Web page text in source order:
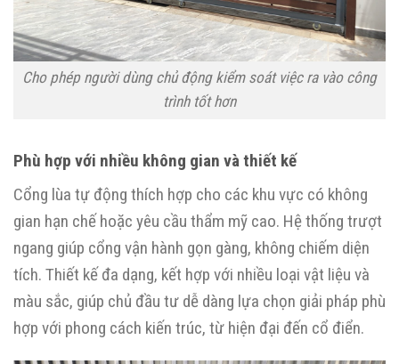
Cho phép người dùng chủ động kiểm soát việc ra vào công
trình tốt hơn
Phù hợp với nhiều không gian và thiết kế
Cổng lùa tự động thích hợp cho các khu vực có không
gian hạn chế hoặc yêu cầu thẩm mỹ cao. Hệ thống trượt
ngang giúp cổng vận hành gọn gàng, không chiếm diện
tích. Thiết kế đa dạng, kết hợp với nhiều loại vật liệu và
màu sắc, giúp chủ đầu tư dễ dàng lựa chọn giải pháp phù
hợp với phong cách kiến trúc, từ hiện đại đến cổ điển.